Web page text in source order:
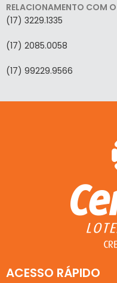
RELACIONAMENTO COM O
(17) 3229.1335
(17) 2085.0058
(17) 99229.9566
ACESSO RÁPIDO